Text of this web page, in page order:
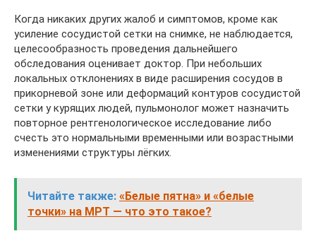
Когда никаких других жалоб и симптомов, кроме как
усиление сосудистой сетки на снимке, не наблюдается,
целесообразность проведения дальнейшего
обследования оценивает доктор. При небольших
локальных отклонениях в виде расширения сосудов в
прикорневой зоне или деформаций контуров сосудистой
сетки у курящих людей, пульмонолог может назначить
повторное рентгенологическое исследование либо
счесть это нормальными временными или возрастными
изменениями структуры лёгких.
Читайте также: «Белые пятна» и «белые
точки» на МРТ — что это такое?